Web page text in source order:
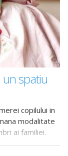
spatiu
copilului in
modalitate
ai familiei.
actual